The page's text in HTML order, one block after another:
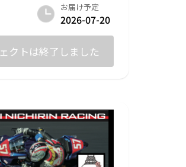
お届け予定
2026-07-20
クトは終了しました